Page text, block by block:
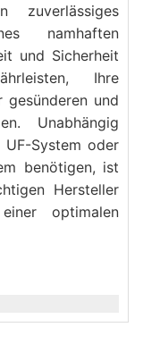
namhaften
und Sicherheit
Ihre
gesünderen und
Unabhängig
UF-System oder
benötigen, ist
Hersteller
optimalen